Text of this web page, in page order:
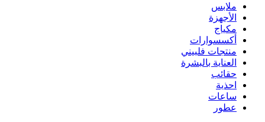
ملابس
الأجهزة
مكياج
أكسسوارات
منتجات فلبيني
العناية بالبشرة
حقائب
احذية
ساعات
عطور